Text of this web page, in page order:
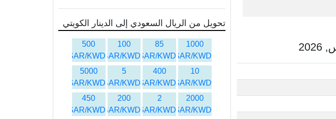
تحويل من الريال السعودي إلى الدينار الكويتي
1000
SAR/KWD
85
SAR/KWD
100
SAR/KWD
500
SAR/KWD
10
SAR/KWD
400
SAR/KWD
5
SAR/KWD
5000
SAR/KWD
2000
SAR/KWD
2
SAR/KWD
200
SAR/KWD
450
SAR/KWD